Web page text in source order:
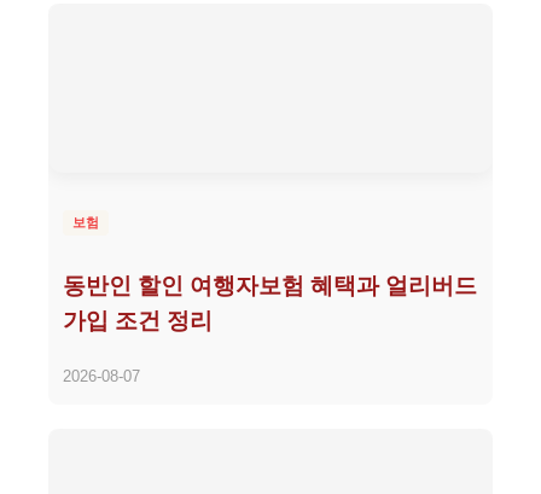
보험
동반인 할인 여행자보험 혜택과 얼리버드
가입 조건 정리
2026-08-07